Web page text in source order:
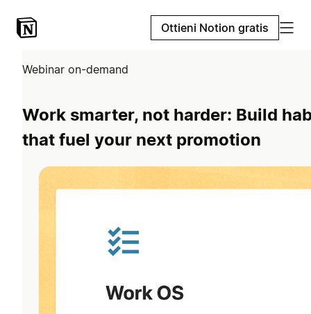
Ottieni Notion gratis
Webinar on-demand
Work smarter, not harder: Build
that fuel your next promotion